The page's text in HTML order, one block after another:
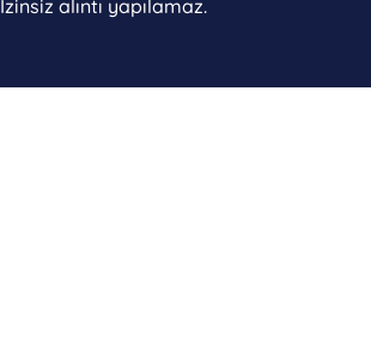
İzinsiz alıntı yapılamaz.